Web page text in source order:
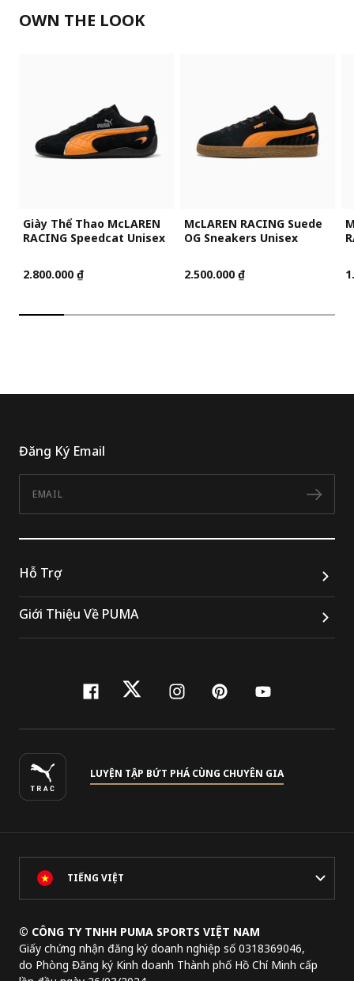
OWN THE LOOK
Giày Thể Thao McLAREN
RACING Speedcat Unisex
2.800.000 ₫
McLAREN RACING Suede
OG Sneakers Unisex
2.500.000 ₫
Đăng Ký Email
Hỗ Trợ
Giới Thiệu Về PUMA
facebook
twitterinstagram
pinterest
youtube
LUYỆN TẬP BỨT PHÁ CÙNG CHUYÊN GIA
TIẾNG VIỆT
© CÔNG TY TNHH PUMA SPORTS VIỆT NAM
Giấy chứng nhận đăng ký doanh nghiệp số 0318369046,
do Phòng Đăng ký Kinh doanh Thành phố Hồ Chí Minh cấp